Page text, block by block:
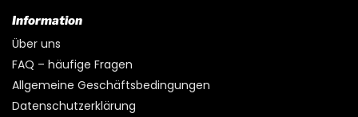
Information
Über uns
FAQ – häufige Fragen
Allgemeine Geschäftsbedingungen
Datenschutzerklärung